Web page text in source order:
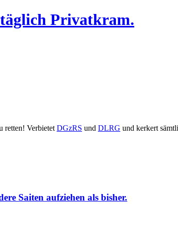
Privatkram.
retten! VerbietetDGzRS und DLRG und kerkert
Saiten aufziehen als bisher.